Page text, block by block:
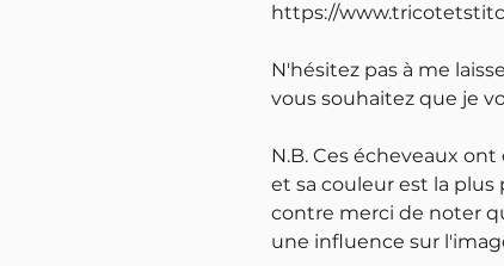
https://
N'hésitez pas à me
vous souhaitez que je
N.B. Ces écheveaux
et sa couleur est la plus
contre merci de noter
une influence sur